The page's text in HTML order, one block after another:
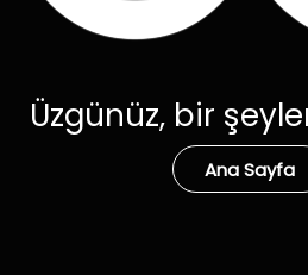
Üzgünüz, bir
Ana Sayfa